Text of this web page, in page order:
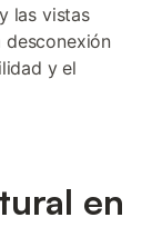
las vistas
desconexión
y el
en